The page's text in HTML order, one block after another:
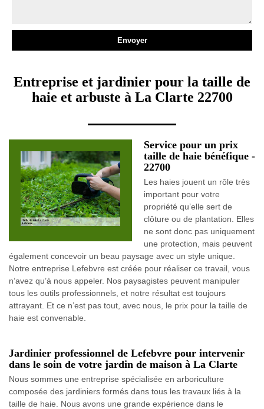
Entreprise et jardinier pour la taille de
haie et arbuste à La Clarte 22700
Service pour un prix
taille de haie bénéfique -
22700
Les haies jouent un rôle très
important pour votre
propriété qu’elle sert de
clôture ou de plantation. Elles
ne sont donc pas uniquement
une protection, mais peuvent
également concevoir un beau paysage avec un style unique.
Notre entreprise Lefebvre est créée pour réaliser ce travail, vous
n’avez qu’à nous appeler. Nos paysagistes peuvent manipuler
tous les outils professionnels, et notre résultat est toujours
attrayant. Et ce n’est pas tout, avec nous, le prix pour la taille de
haie est convenable.
Jardinier professionnel de Lefebvre pour intervenir
dans le soin de votre jardin de maison à La Clarte
Nous sommes une entreprise spécialisée en arboriculture
composée des jardiniers formés dans tous les travaux liés à la
taille de haie. Nous avons une grande expérience dans le